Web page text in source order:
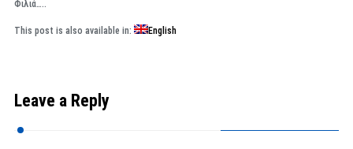
Φιλιά…..
This post is also available in: English
Leave a Reply